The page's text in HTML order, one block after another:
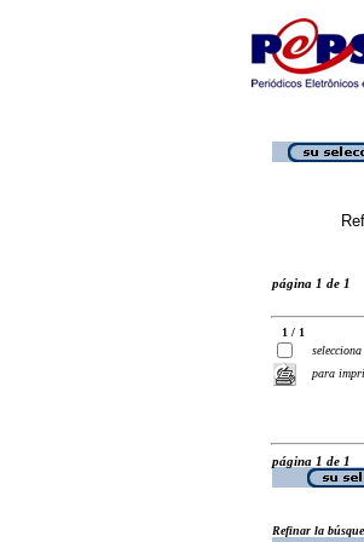
página 1 de 1
1 / 1
selecciona
para
página 1 de 1
Refinar la